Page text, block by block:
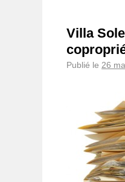
Villa
Publié le 26